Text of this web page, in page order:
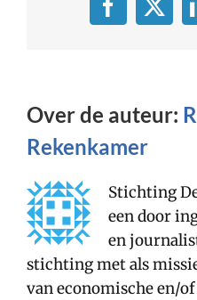
Facebook
X
Over de auteur:
Rekenkamer
Stichting
een door
en
stichting met als
van economische en/